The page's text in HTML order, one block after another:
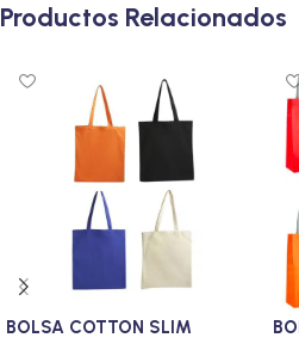
Productos Relacionados
BOLSA COTTON SLIM